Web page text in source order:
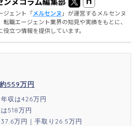
ジェント「メルセンヌ 」が運営するメルセンヌ
転職エージェント業界の知見や実績をもとに、
役立つ情報を提供しています。
559万円
収は426万円
518万円
万円｜手取り26.5万円